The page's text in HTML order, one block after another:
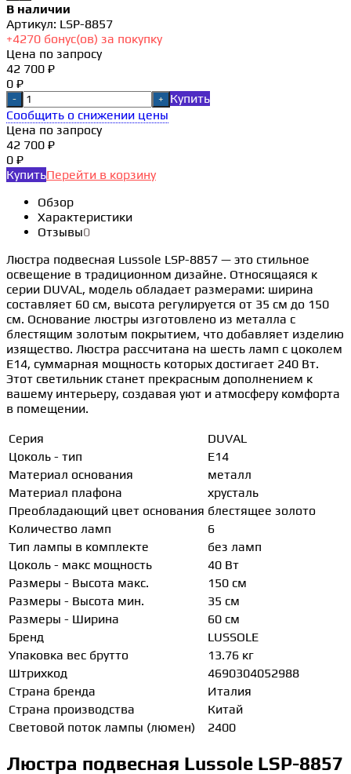
В наличии
Артикул: LSP-8857
+4270 бонус(ов) за покупку
Цена по запросу
42 700 ₽
0 ₽
- +
Купить
Сообщить о снижении цены
Цена по запросу
42 700 ₽
0 ₽
КупитьПерейти в корзину
Обзор
Характеристики
Отзывы0
Люстра подвесная Lussole LSP-8857 — это стильное
освещение в традиционном дизайне. Относящаяся к
серии DUVAL, модель обладает размерами: ширина
составляет 60 см, высота регулируется от 35 см до 150
см. Основание люстры изготовлено из металла с
блестящим золотым покрытием, что добавляет изделию
изящество. Люстра рассчитана на шесть ламп с цоколем
E14, суммарная мощность которых достигает 240 Вт.
Этот светильник станет прекрасным дополнением к
вашему интерьеру, создавая уют и атмосферу комфорта
в помещении.
Серия
DUVAL
Цоколь - тип
E14
Материал основания
металл
Материал плафона
хрусталь
Преобладающий цвет основания блестящее золото
Количество ламп
6
Тип лампы в комплекте
без ламп
Цоколь - макс мощность
40 Вт
Размеры - Высота макс.
150 см
Размеры - Высота мин.
35 см
Размеры - Ширина
60 см
Бренд
LUSSOLE
Упаковка вес брутто
13.76 кг
Штрихкод
4690304052988
Страна бренда
Италия
Страна производства
Китай
Световой поток лампы (люмен)
2400
Люстра подвесная Lussole LSP-8857